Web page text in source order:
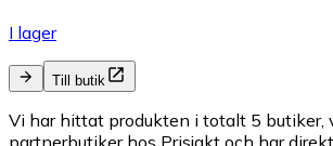
I lager
Till butik
Vi har hittat produkten i totalt 5 butiker,
partnerbutiker hos Prisjakt och har